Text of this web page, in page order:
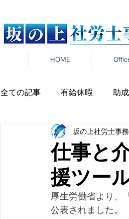
HOME
全ての記事 有給休暇 助
労働時間 雇用契約
雇用保険 新卒 報道
パワハラ セクハラ
仕事と
援ツー
坂の上社労士事
厚生労働省より、
公表されました。